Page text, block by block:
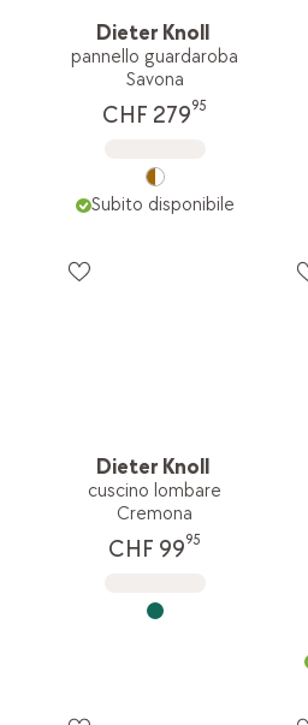
Dieter Knoll
pannello guardaroba
Savona
CHF 27995
Subito disponibile
Dieter Knoll
cuscino lombare
Cremona
CHF 9995